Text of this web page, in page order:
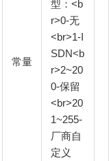
常量
型：<b
r>0-无
<br>1-I
SDN<b
r>2~20
0-保留
<br>20
1~255-
厂商自
定义